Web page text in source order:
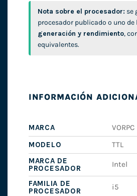
Nota sobre el procesador: se
procesador publicado o uno de
generación y rendimiento,
equivalentes.
INFORMACIÓN
MARCA
VORPC
MODELO
TTL
MARCA DE
PROCESADOR
Intel
FAMILIA DE
PROCESADOR
i5